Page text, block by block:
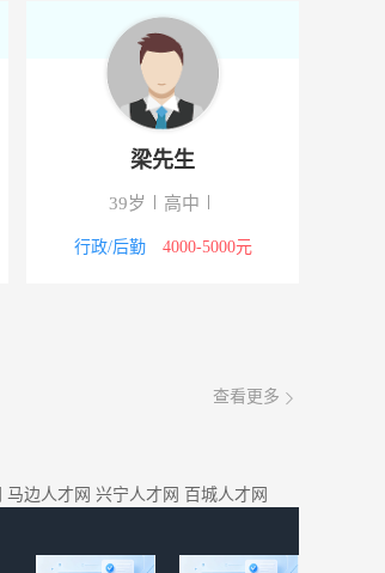
梁先生
39岁 高中
行政/后勤 4000-5000元
查看更多
马边人才网 兴宁人才网 百城人才网